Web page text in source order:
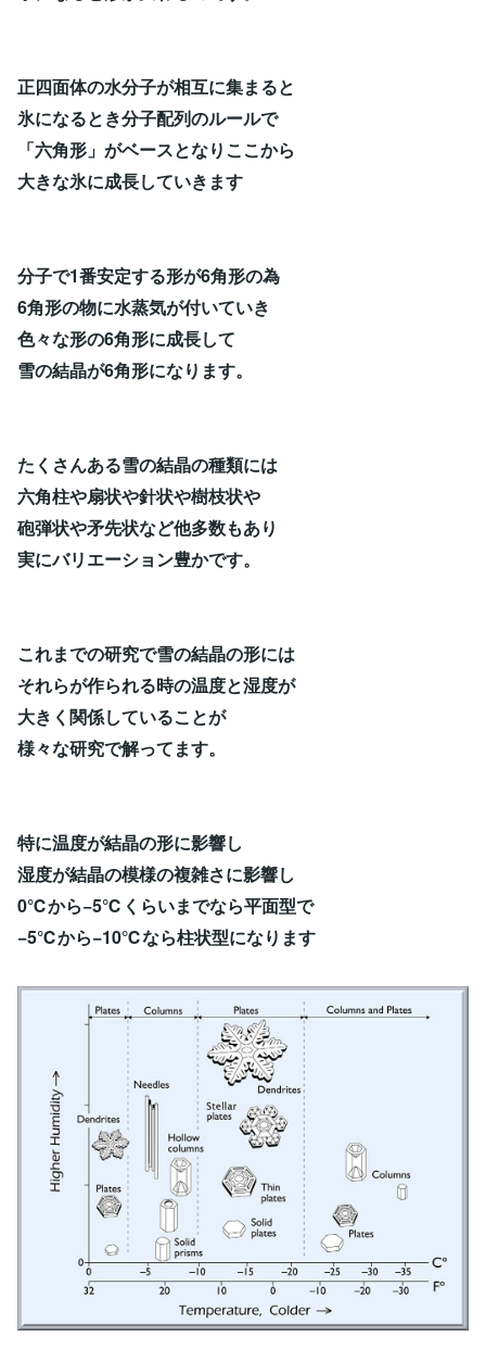
正四面体の水分子が相互に集まると
氷になるとき分子配列のルールで
「六角形」がベースとなりここから
大きな氷に成長していきます
分子で1番安定する形が6角形の為
6角形の物に水蒸気が付いていき
色々な形の6角形に成長して
雪の結晶が6角形になります。
たくさんある雪の結晶の種類には
六角柱や扇状や針状や樹枝状や
砲弾状や矛先状など他多数もあり
実にバリエーション豊かです。
これまでの研究で雪の結晶の形には
それらが作られる時の温度と湿度が
大きく関係していることが
様々な研究で解ってます。
特に温度が結晶の形に影響し
湿度が結晶の模様の複雑さに影響し
0℃から−5℃くらいまでなら平面型で
−5℃から−10℃なら柱状型になります